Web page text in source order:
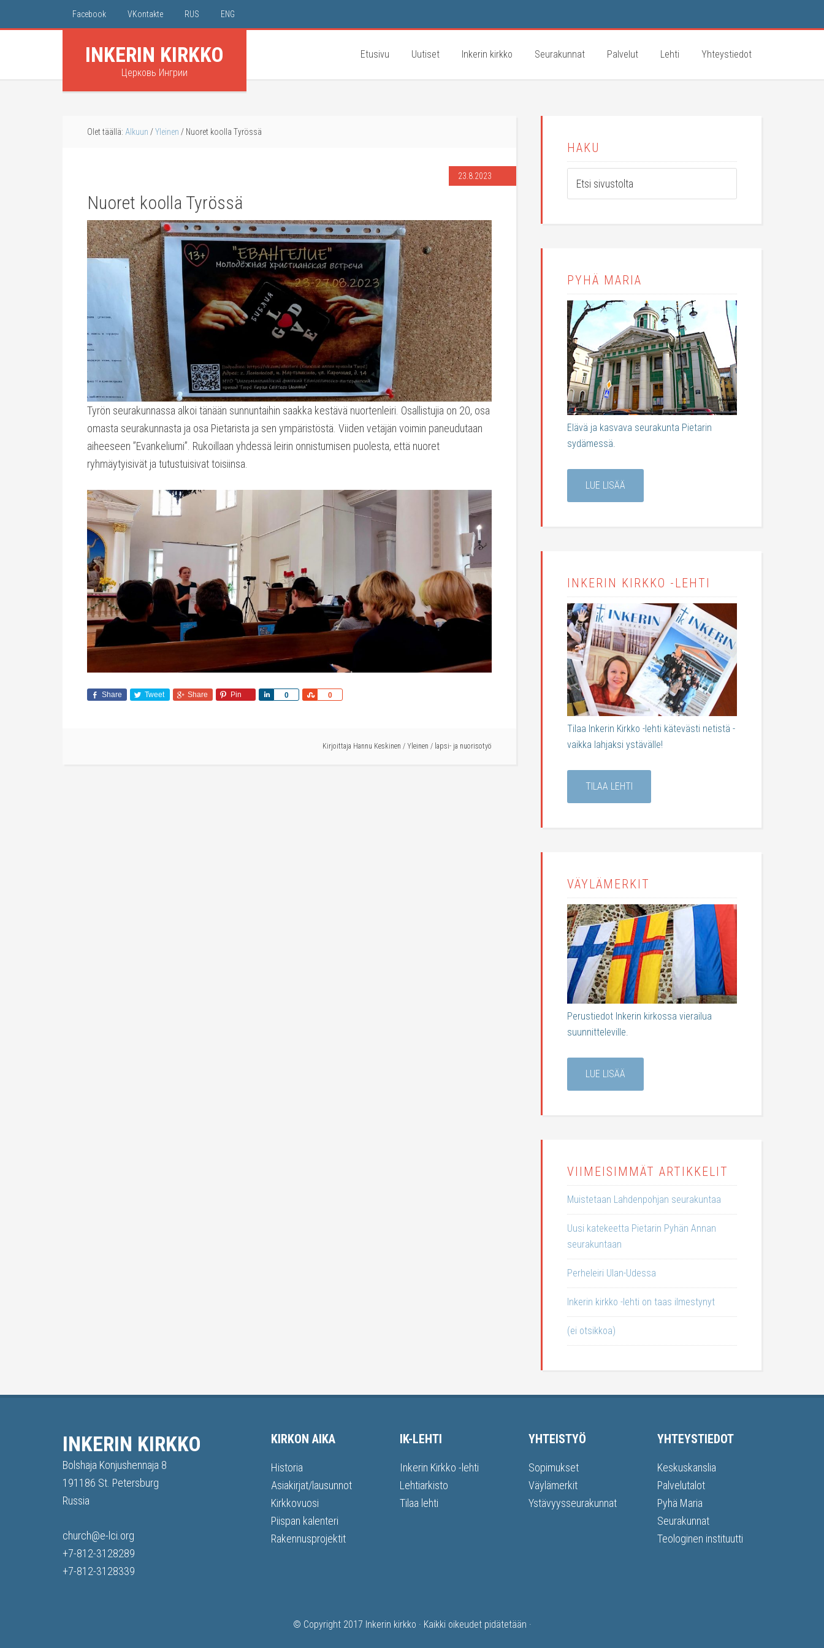
Facebook VKontakte RUS ENG
INKERIN KIRKKO
Церковь Ингрии
Etusivu Uutiset Inkerin kirkko Seurakunnat Palvelut Lehti Yhteystiedot
Olet täällä: Alkuun /Yleinen / Nuoret koolla Tyrössä
23.8.2023
Nuoret koolla Tyrössä
Tyrön seurakunnassa alkoi tänään sunnuntaihin saakka kestävä nuortenleiri. Osallistujia on 20, osa
omasta seurakunnasta ja osa Pietarista ja sen ympäristöstä. Viiden vetäjän voimin paneudutaan
aiheeseen ”Evankeliumi”. Rukoillaan yhdessä leirin onnistumisen puolesta, että nuoret
ryhmäytyisivät ja tutustuisivat toisiinsa.
Share Tweet Share Pin 0
Share 0
Share
Kirjoittaja Hannu Keskinen / Yleinen / lapsi- ja nuorisotyö
HAKU
PYHÄ MARIA
Elävä ja kasvava seurakunta Pietarin
sydämessä.
LUE LISÄÄ
INKERIN KIRKKO -LEHTI
Tilaa Inkerin Kirkko -lehti kätevästi netistä -
vaikka lahjaksi ystävälle!
TILAA LEHTI
VÄYLÄMERKIT
Perustiedot Inkerin kirkossa vierailua
suunnitteleville.
LUE LISÄÄ
VIIMEISIMMÄT ARTIKKELIT
Muistetaan Lahdenpohjan seurakuntaa
Uusi katekeetta Pietarin Pyhän Annan
seurakuntaan
Perheleiri Ulan-Udessa
Inkerin kirkko -lehti on taas ilmestynyt
(ei otsikkoa)
INKERIN KIRKKO
Bolshaja Konjushennaja 8
191186 St. Petersburg
Russia
church@e-lci.org
+7-812-3128289
+7-812-3128339
KIRKON AIKA
Historia
Asiakirjat/lausunnot
Kirkkovuosi
Piispan kalenteri
Rakennusprojektit
IK-LEHTI
Inkerin Kirkko -lehti
Lehtiarkisto
Tilaa lehti
YHTEISTYÖ
Sopimukset
Väylämerkit
Ystävyysseurakunnat
YHTEYSTIEDOT
Keskuskanslia
Palvelutalot
Pyhä Maria
Seurakunnat
Teologinen instituutti
© Copyright 2017 Inkerin kirkko · Kaikki oikeudet pidätetään ·